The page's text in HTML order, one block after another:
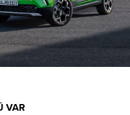
VAR